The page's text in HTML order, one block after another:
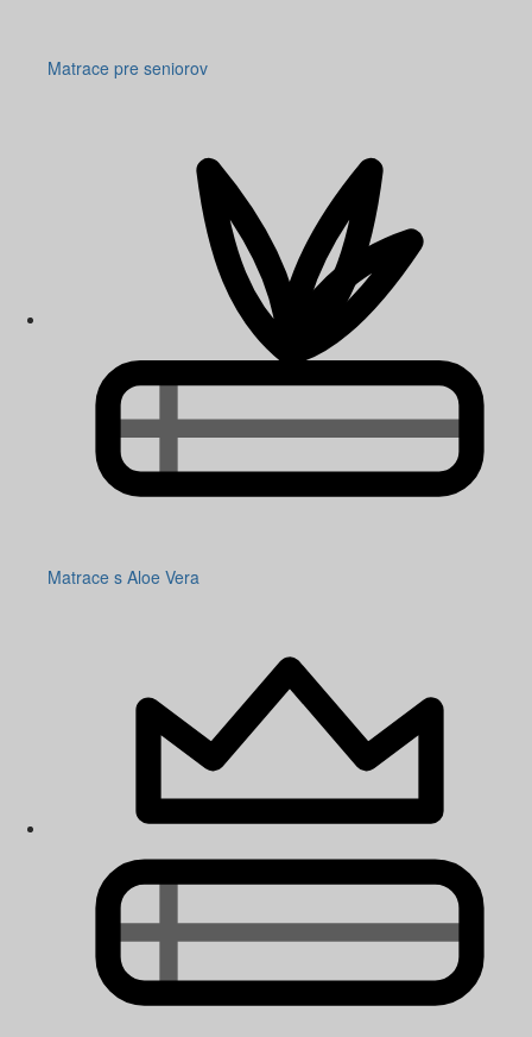
Matrace pre seniorov
Matrace s Aloe Vera